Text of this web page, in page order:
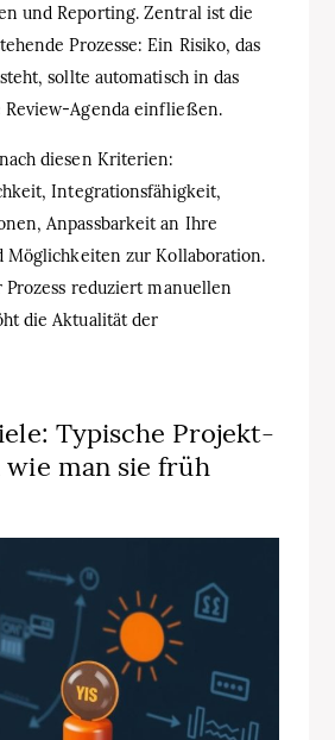
und Reporting. Zentral ist die
Prozesse: Ein Risiko, das
sollte automatisch in das
Review-Agenda einfließen.
diesen Kriterien:
Integrationsfähigkeit,
Anpassbarkeit an Ihre
Möglichkeiten zur Kollaboration.
reduziert manuellen
die Aktualität der
Typische Projekt-
wie man sie früh